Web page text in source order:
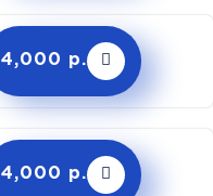
4,000 р.
4,000 р.